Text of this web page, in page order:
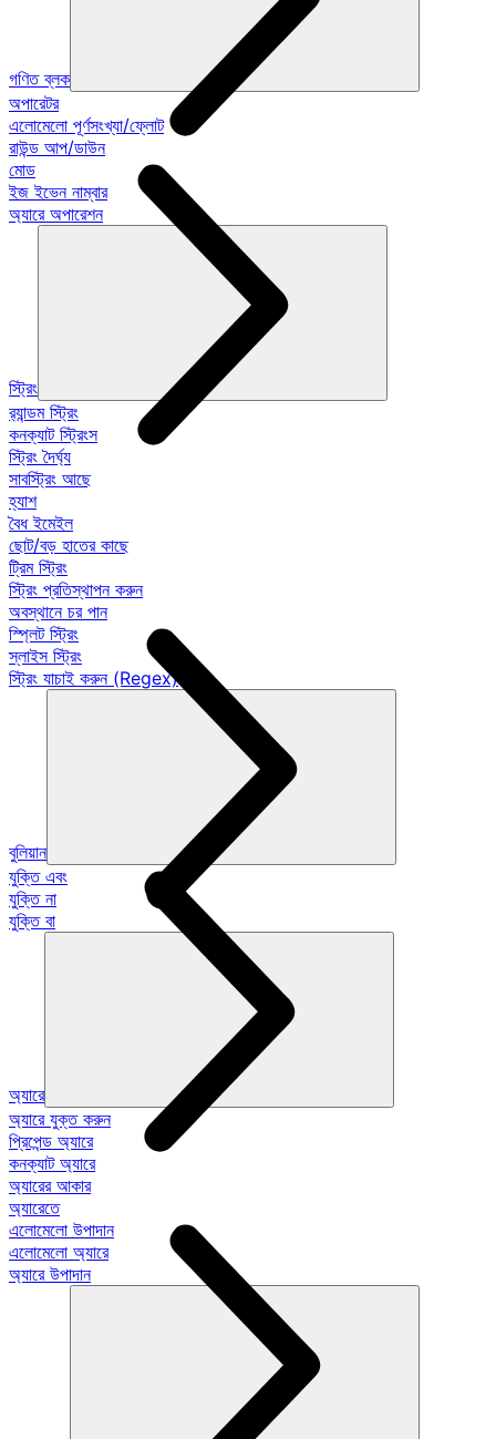
গণিত ব্লক
অপারেটর
এলোমেলো পূর্ণসংখ্যা/ফ্লোট
রাউন্ড আপ/ডাউন
মোড
ইজ ইভেন নাম্বার
অ্যারে অপারেশন
স্ট্রিং
র‍্যান্ডম স্ট্রিং
কনক্যাট স্ট্রিংস
স্ট্রিং দৈর্ঘ্য
সাবস্ট্রিং আছে
হ্যাশ
বৈধ ইমেইল
ছোট/বড় হাতের কাছে
ট্রিম স্ট্রিং
স্ট্রিং প্রতিস্থাপন করুন
অবস্থানে চর পান
স্প্লিট স্ট্রিং
স্লাইস স্ট্রিং
স্ট্রিং যাচাই করুন (Regex)
বুলিয়ান
যুক্তি এবং
যুক্তি না
যুক্তি বা
অ্যারে
অ্যারে যুক্ত করুন
প্রিপেন্ড অ্যারে
কনক্যাট অ্যারে
অ্যারের আকার
অ্যারেতে
এলোমেলো উপাদান
এলোমেলো অ্যারে
অ্যারে উপাদান